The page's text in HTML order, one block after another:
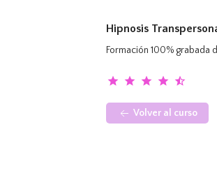
Hipnosis
Formación 100%
star star star star star_half
Volver al curso